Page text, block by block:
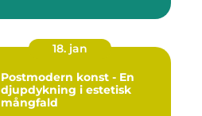
18. jan
Postmodern konst - En
djupdykning i estetisk
mångfald